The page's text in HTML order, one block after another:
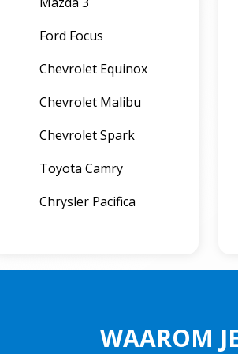
Ford Focus
Chevrolet Equinox
Chevrolet Malibu
Chevrolet Spark
Toyota Camry
Chrysler Pacifica
WAAROM